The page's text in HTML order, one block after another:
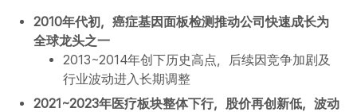
2010年代初，癌症基因面板检测推动公司快速成长为
全球龙头之一
2013~2014年创下历史高点，后续因竞争加剧及
行业波动进入长期调整
2021~2023年医疗板块整体下行，股价再创新低，波动